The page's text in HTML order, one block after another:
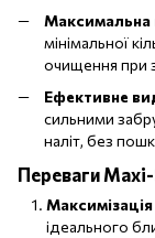
Максимальна
мінімальної
очищення при
Ефективне
сильними
наліт, без
Переваги Maxi-
ідеального